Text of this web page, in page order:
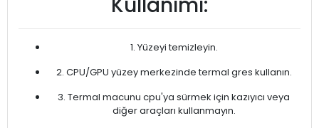
Kullanımı:
1. Yüzeyi temizleyin.
2. CPU/GPU yüzey merkezinde termal gres kullanın.
3. Termal macunu cpu'ya sürmek için kazıyıcı veya
diğer araçları kullanmayın.